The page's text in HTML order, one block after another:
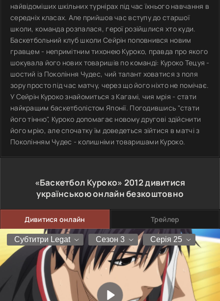
найвідоміших шкільних турнірах під час їхнього навчання в
середніх класах. Але прийшов час вступу до старшої
школи, команда розпалася, герої розійшлися хто куди.
Баскетбольний клуб школи Сейрін поповнився новим
гравцем - непримітним тихонею Куроко, правда про якого
шокувала його нових товаришів по команді: Куроко Тецуя -
шостий із Покоління Чудес, чий талант ховатися з поля
зору просто під час матчу, через що його ніхто не помічає.
У Сейрін Куроко знайомиться з Кагамі, чия мрія - стати
найкращим баскетболістом Японії. Погодившись "стати
його тінню", Куроко допомагає новому другові здійснити
його мрію, але спочатку їм доведеться зійтися в матчі з
Поколінням Чудес - колишніми товаришами Куроко.
«Баскетбол Куроко» 2012дивитися
українською онлайн безкоштовно
Дивитися онлайн Трейлер